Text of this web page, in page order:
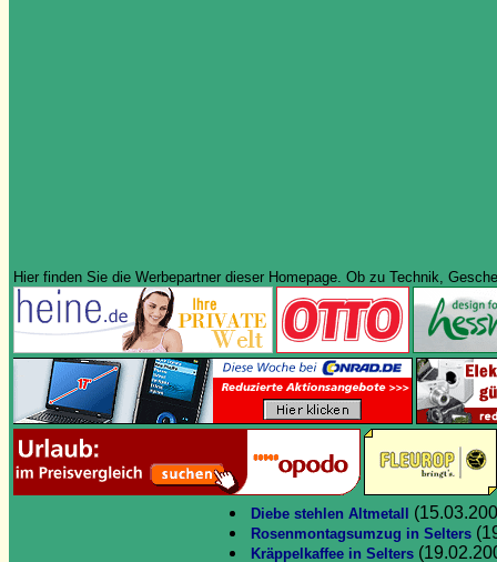
Hier finden Sie die Werbepartner dieser Homepage. Ob zu Technik,
Diebe stehlen Altmetall
Rosenmontagsumzug in Selters
Kräppelkaffee in Selters